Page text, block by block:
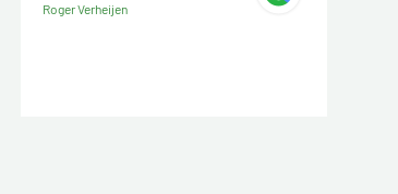
Roger Verheijen